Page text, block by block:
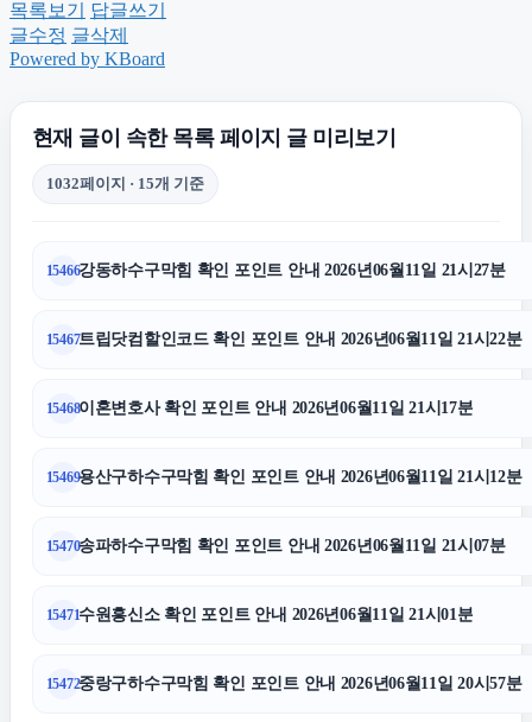
김포공항주차대행
폰테크
용산하수구막힘
부산휴대폰성지
흥신소
신용카드현금화
목록보기
답글쓰기
글수정 글삭제
Powered by KBoard
현재 글이 속한 목록 페이지 글 미리보기
1032페이지 · 15개 기준
15466강동하수구막힘 확인 포인트 안내 2026년06월11일 21시27분
15467트립닷컴할인코드 확인 포인트 안내 2026년06월11일 21시22분
15468이혼변호사 확인 포인트 안내 2026년06월11일 21시17분
15469용산구하수구막힘 확인 포인트 안내 2026년06월11일 21시12분
15470송파하수구막힘 확인 포인트 안내 2026년06월11일 21시07분
15471수원흥신소 확인 포인트 안내 2026년06월11일 21시01분
15472중랑구하수구막힘 확인 포인트 안내 2026년06월11일 20시57분